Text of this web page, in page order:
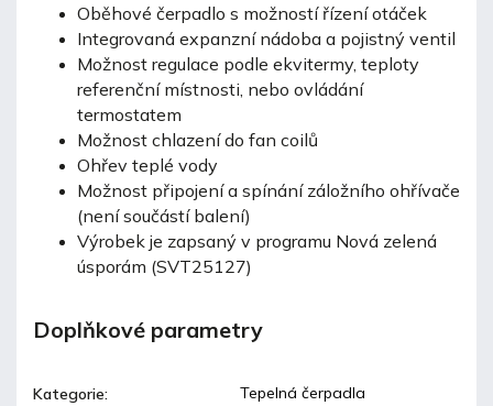
Oběhové čerpadlo s možností řízení otáček
Integrovaná expanzní nádoba a pojistný ventil
Možnost regulace podle ekvitermy, teploty
referenční místnosti, nebo ovládání
termostatem
Možnost chlazení do fan coilů
Ohřev teplé vody
Možnost připojení a spínání záložního ohřívače
(není součástí balení)
Výrobek je zapsaný v programu Nová zelená
úsporám (SVT25127)
Doplňkové parametry
Kategorie:
Tepelná čerpadla